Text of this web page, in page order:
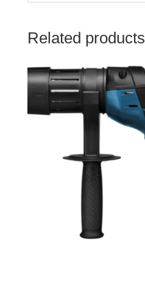
Related products